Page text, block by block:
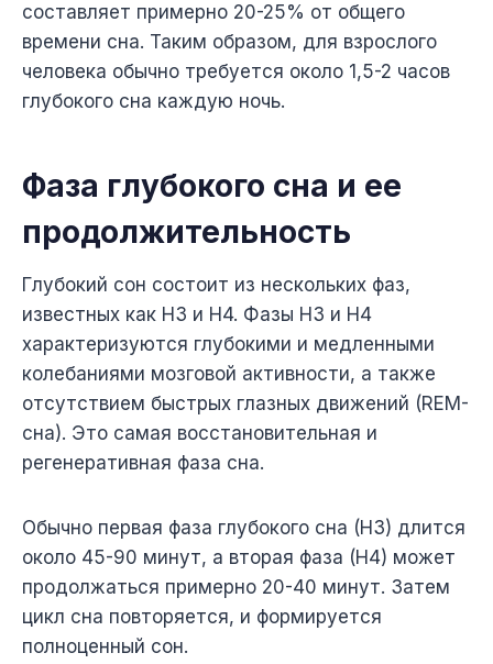
составляет примерно 20-25% от общего
времени сна. Таким образом, для взрослого
человека обычно требуется около 1,5-2 часов
глубокого сна каждую ночь.
Фаза глубокого сна и ее
продолжительность
Глубокий сон состоит из нескольких фаз,
известных как Н3 и Н4. Фазы Н3 и Н4
характеризуются глубокими и медленными
колебаниями мозговой активности, а также
отсутствием быстрых глазных движений (REM-
сна). Это самая восстановительная и
регенеративная фаза сна.
Обычно первая фаза глубокого сна (Н3) длится
около 45-90 минут, а вторая фаза (Н4) может
продолжаться примерно 20-40 минут. Затем
цикл сна повторяется, и формируется
полноценный сон.